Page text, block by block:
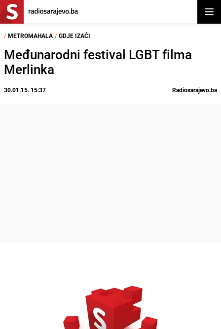
/ METROMAHALA / GDJE IZAĆI
Međunarodni festival LGBT filma
Merlinka
30.01.15. 15:37 Radiosarajevo.ba